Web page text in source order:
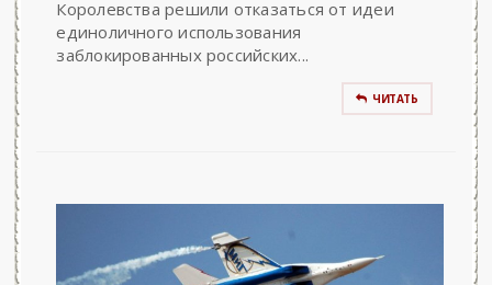
Королевства решили отказаться от идеи
единоличного использования
заблокированных российских...
ЧИТАТЬ